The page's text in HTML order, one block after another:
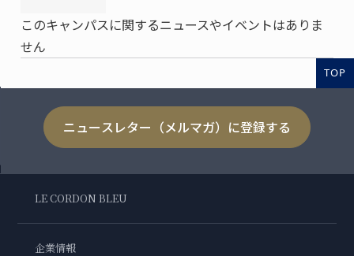
このキャンパスに関するニュースやイベントはありま
せん
TOP
ニュースレター（メルマガ）に登録する
LE CORDON BLEU
企業情報